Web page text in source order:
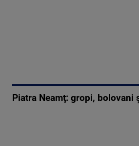
Piatra Neamţ: gropi, bolovani